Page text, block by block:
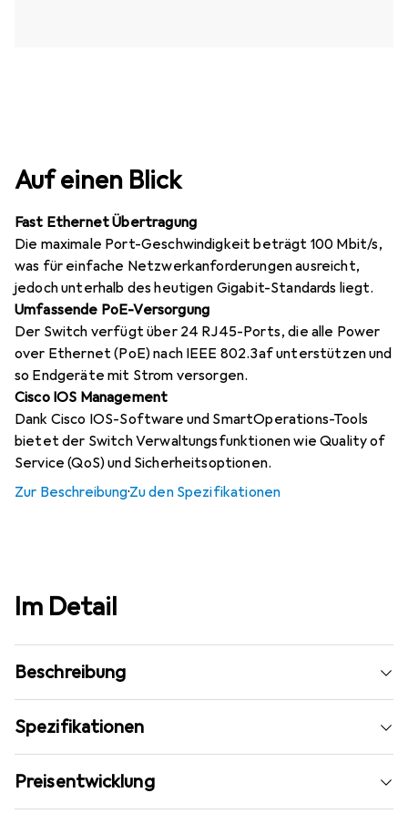
Auf einen Blick
Fast Ethernet Übertragung
Die maximale Port-Geschwindigkeit beträgt 100 Mbit/s,
was für einfache Netzwerkanforderungen ausreicht,
jedoch unterhalb des heutigen Gigabit-Standards liegt.
Umfassende PoE-Versorgung
Der Switch verfügt über 24 RJ45-Ports, die alle Power
over Ethernet (PoE) nach IEEE 802.3af unterstützen und
so Endgeräte mit Strom versorgen.
Cisco IOS Management
Dank Cisco IOS-Software und SmartOperations-Tools
bietet der Switch Verwaltungsfunktionen wie Quality of
Service (QoS) und Sicherheitsoptionen.
Zur Beschreibung·Zu den Spezifikationen
Im Detail
Beschreibung
Spezifikationen
Preisentwicklung